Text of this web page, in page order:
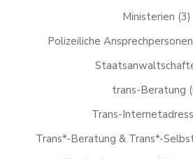
Ministerien (3)
Polizeiliche
trans-Beratung
Trans-
Trans*-Beratung & Trans*-